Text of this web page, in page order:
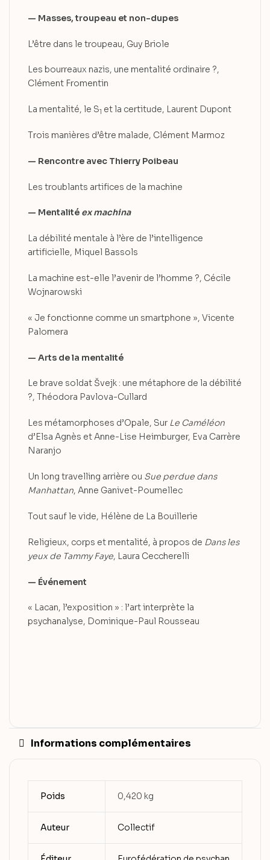
— Masses, troupeau et non-dupes
L’être dans le troupeau, Guy Briole
Les bourreaux nazis, une mentalité ordinaire ?,
Clément Fromentin
La mentalité, le S1 et la certitude, Laurent Dupont
Trois manières d’être malade, Clément Marmoz
— Rencontre avec Thierry Poibeau
Les troublants artifices de la machine
— Mentalité ex machina
La débilité mentale à l’ère de l’intelligence
artificielle, Miquel Bassols
La machine est-elle l’avenir de l’homme ?, Cécile
Wojnarowski
« Je fonctionne comme un smartphone », Vicente
Palomera
— Arts de la mentalité
Le brave soldat Švejk : une métaphore de la débilité
?, Théodora Pavlova-Cullard
Les métamorphoses d’Opale, Sur Le Caméléon
d’Elsa Agnès et Anne-Lise Heimburger, Eva Carrère
Naranjo
Un long travelling arrière ou Sue perdue dans
Manhattan, Anne Ganivet-Poumellec
Tout sauf le vide, Hélène de La Bouillerie
Religieux, corps et mentalité, à propos de Dans les
yeux de Tammy Faye, Laura Ceccherelli
— Événement
« Lacan, l’exposition » : l’art interprète la
psychanalyse, Dominique-Paul Rousseau
Informations complémentaires
Poids 0,420 kg
Auteur Collectif